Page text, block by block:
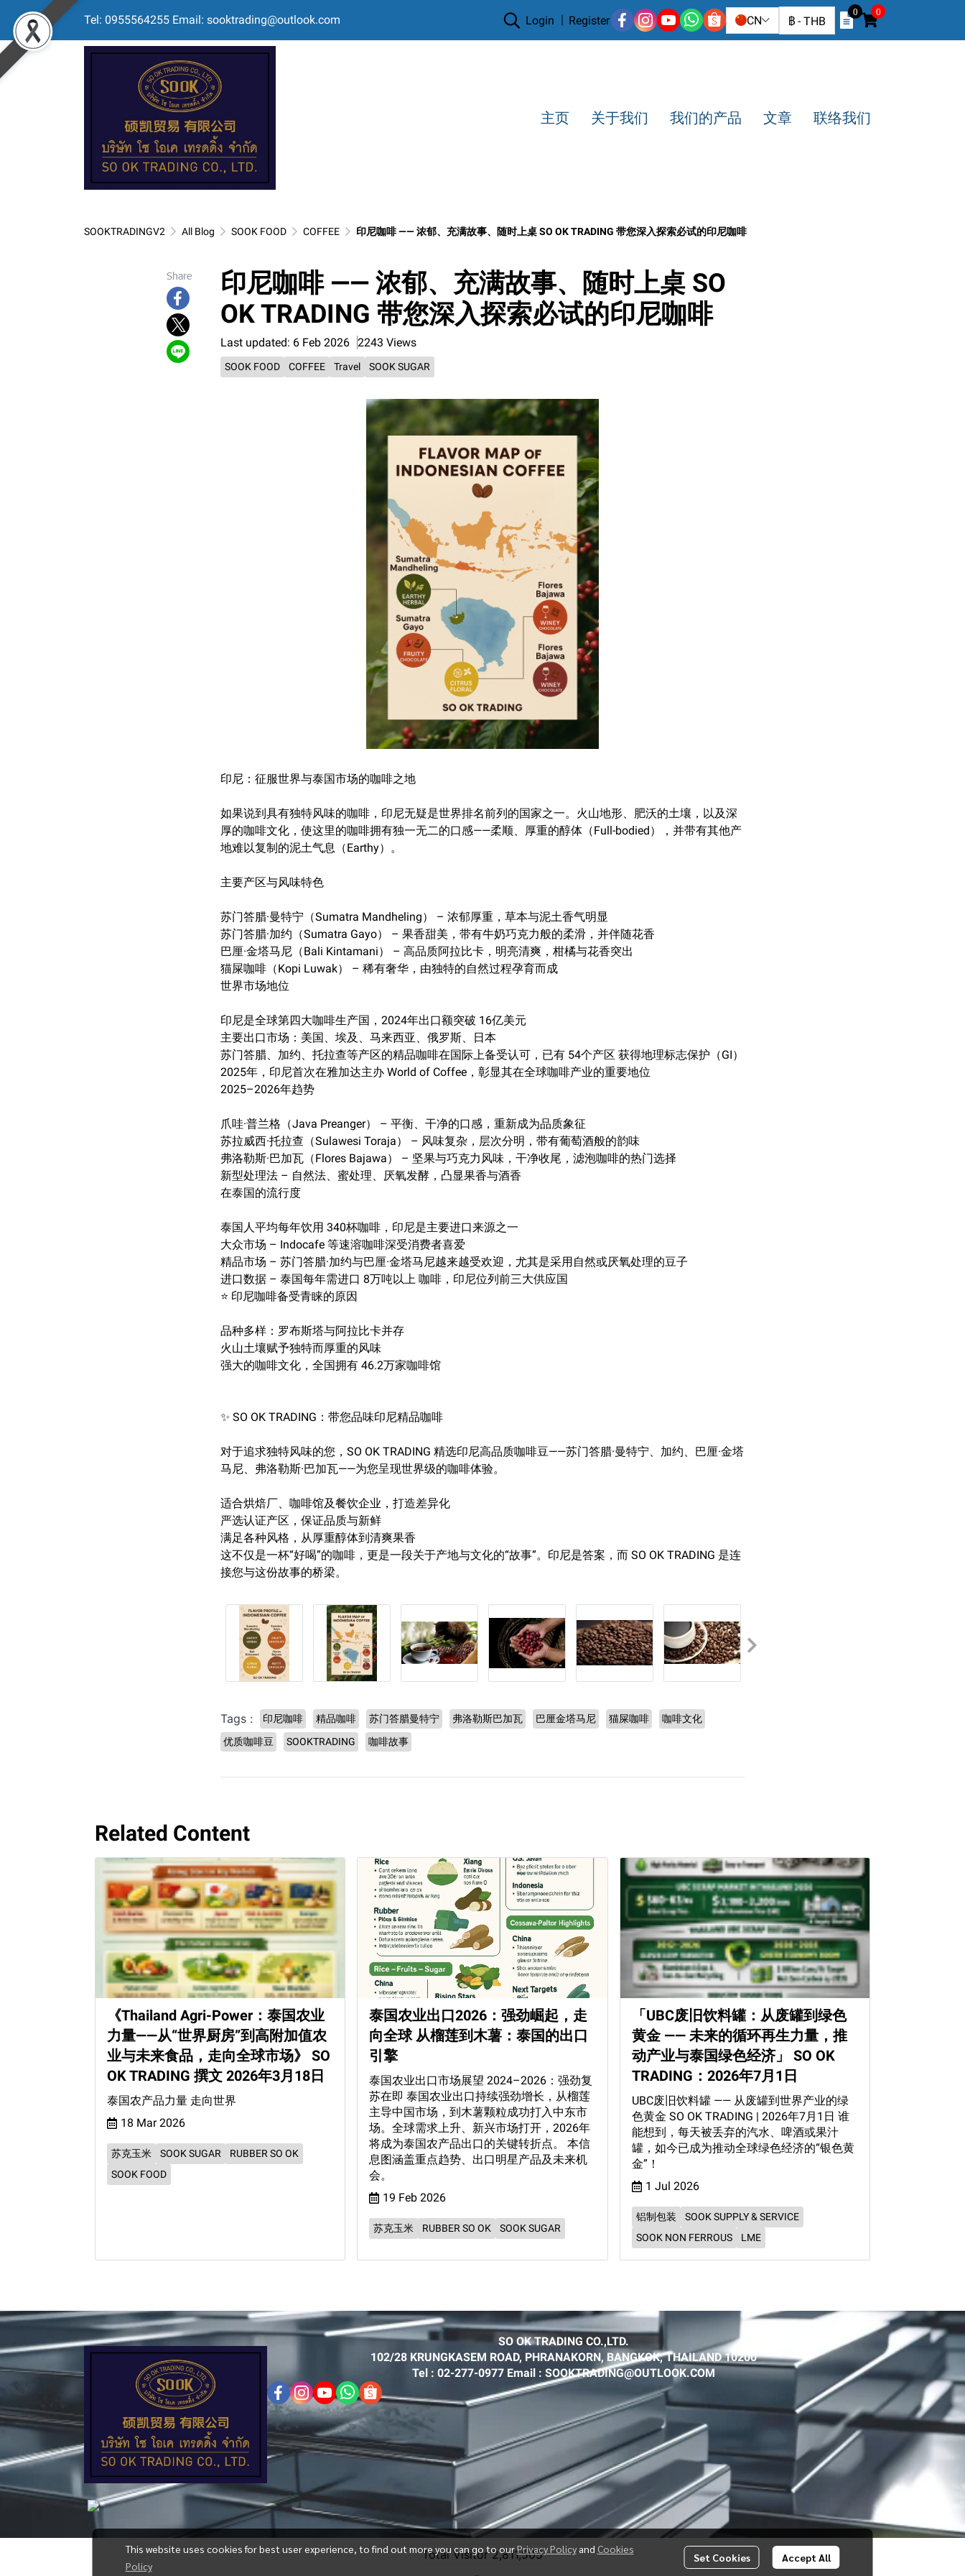
Tel: 0955564255 Email: sooktrading@outlook.com Login Register CN ฿ - THB
0 0
主页 关于我们 我们的产品 文章 联络我们
SOOKTRADINGV2 All Blog SOOK FOOD COFFEE 印尼咖啡 —— 浓郁、充满故事、随时上桌 SO OK TRADING 带您深入探索必试的印尼咖啡
Share
印尼咖啡 —— 浓郁、充满故事、随时上桌 SO
OK TRADING 带您深入探索必试的印尼咖啡
Last updated: 6 Feb 2026 2243 Views
SOOK FOOD COFFEE Travel SOOK SUGAR
印尼：征服世界与泰国市场的咖啡之地
如果说到具有独特风味的咖啡，印尼无疑是世界排名前列的国家之一。火山地形、肥沃的土壤，以及深
厚的咖啡文化，使这里的咖啡拥有独一无二的口感——柔顺、厚重的醇体（Full-bodied），并带有其他产
地难以复制的泥土气息（Earthy）。
主要产区与风味特色
苏门答腊·曼特宁（Sumatra Mandheling） – 浓郁厚重，草本与泥土香气明显
苏门答腊·加约（Sumatra Gayo） – 果香甜美，带有牛奶巧克力般的柔滑，并伴随花香
巴厘·金塔马尼（Bali Kintamani） – 高品质阿拉比卡，明亮清爽，柑橘与花香突出
猫屎咖啡（Kopi Luwak） – 稀有奢华，由独特的自然过程孕育而成
世界市场地位
印尼是全球第四大咖啡生产国，2024年出口额突破 16亿美元
主要出口市场：美国、埃及、马来西亚、俄罗斯、日本
苏门答腊、加约、托拉查等产区的精品咖啡在国际上备受认可，已有 54个产区 获得地理标志保护（GI）
2025年，印尼首次在雅加达主办 World of Coffee，彰显其在全球咖啡产业的重要地位
2025–2026年趋势
爪哇·普兰格（Java Preanger） – 平衡、干净的口感，重新成为品质象征
苏拉威西·托拉查（Sulawesi Toraja） – 风味复杂，层次分明，带有葡萄酒般的韵味
弗洛勒斯·巴加瓦（Flores Bajawa） – 坚果与巧克力风味，干净收尾，滤泡咖啡的热门选择
新型处理法 – 自然法、蜜处理、厌氧发酵，凸显果香与酒香
在泰国的流行度
泰国人平均每年饮用 340杯咖啡，印尼是主要进口来源之一
大众市场 – Indocafe 等速溶咖啡深受消费者喜爱
精品市场 – 苏门答腊·加约与巴厘·金塔马尼越来越受欢迎，尤其是采用自然或厌氧处理的豆子
进口数据 – 泰国每年需进口 8万吨以上 咖啡，印尼位列前三大供应国
⭐ 印尼咖啡备受青睐的原因
品种多样：罗布斯塔与阿拉比卡并存
火山土壤赋予独特而厚重的风味
强大的咖啡文化，全国拥有 46.2万家咖啡馆
✨ SO OK TRADING：带您品味印尼精品咖啡
对于追求独特风味的您，SO OK TRADING 精选印尼高品质咖啡豆——苏门答腊·曼特宁、加约、巴厘·金塔
马尼、弗洛勒斯·巴加瓦——为您呈现世界级的咖啡体验。
适合烘焙厂、咖啡馆及餐饮企业，打造差异化
严选认证产区，保证品质与新鲜
满足各种风格，从厚重醇体到清爽果香
这不仅是一杯“好喝”的咖啡，更是一段关于产地与文化的“故事”。印尼是答案，而 SO OK TRADING 是连
接您与这份故事的桥梁。
Tags : 印尼咖啡 精品咖啡 苏门答腊曼特宁 弗洛勒斯巴加瓦 巴厘金塔马尼 猫屎咖啡
咖啡文化
优质咖啡豆
SOOKTRADING 咖啡故事
Related Content
《Thailand Agri-Power：泰国农业
力量——从“世界厨房”到高附加值农
业与未来食品，走向全球市场》 SO
OK TRADING 撰文 2026年3月18日
泰国农产品力量 走向世界
18 Mar 2026
苏克玉米 SOOK SUGAR
RUBBER SO OK
SOOK FOOD
泰国农业出口2026：强劲崛起，走
向全球 从榴莲到木薯：泰国的出口
引擎
泰国农业出口市场展望 2024–2026：强劲复
苏在即 泰国农业出口持续强劲增长，从榴莲
主导中国市场，到木薯颗粒成功打入中东市
场。全球需求上升、新兴市场打开，2026年
将成为泰国农产品出口的关键转折点。 本信
息图涵盖重点趋势、出口明星产品及未来机
会。
19 Feb 2026
苏克玉米 RUBBER SO OK SOOK SUGAR
「UBC废旧饮料罐：从废罐到绿色
黄金 —— 未来的循环再生力量，推
动产业与泰国绿色经济」 SO OK
TRADING：2026年7月1日
UBC废旧饮料罐 —— 从废罐到世界产业的绿
色黄金 SO OK TRADING | 2026年7月1日 谁
能想到，每天被丢弃的汽水、啤酒或果汁
罐，如今已成为推动全球绿色经济的“银色黄
金”！
1 Jul 2026
铝制包装
SOOK SUPPLY & SERVICE
SOOK NON FERROUS
LME
This website uses cookies for best user experience, to find out more you can go to ourPrivacy Policy and Cookies
Policy
Set Cookies Accept All
SO OK TRADING CO.,LTD.
102/28 KRUNGKASEM ROAD, PHRANAKORN, BANGKOK, THAILAND 10200
Tel : 02-277-0977 Email : SOOKTRADING@OUTLOOK.COM
Total Visitor2,811,505